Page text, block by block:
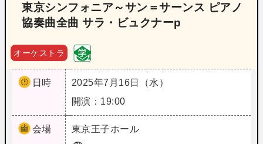
東京シンフォニア～サン＝サーンス ピアノ
協奏曲全曲 サラ・ビュクナーp
オーケストラ
日時
2025年7月16日（水）
開演：19:00
会場 東京王子ホール